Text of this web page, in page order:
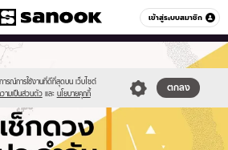
เข้าสู่ระบบสมาชิก
หมวดอื่นๆ
ารณ์การใช้งานที่ดีที่สุดบน เว็บไซต์
ามเป็นส่วนตัว และ นโยบายคุกกี้
ตกลง
logo-
day/daily-